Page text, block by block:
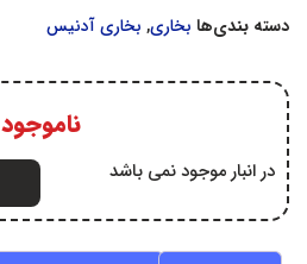
دسته بندی‌ها بخاري, بخاري آدنيس
ناموجود
در انبار موجود نمی باشد